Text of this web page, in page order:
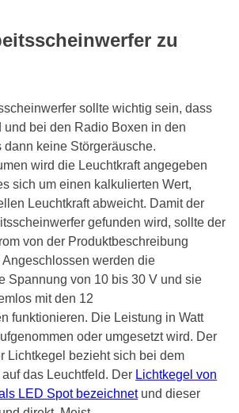
zu
sollte wichtig sein, dass
und bei den Radio Boxen in den
dann keine Störgeräusche.
wird die Leuchtkraft angegeben
sich um einen kalkulierten Wert,
Leuchtkraft abweicht. Damit der
gefunden wird, sollte der
von der Produktbeschreibung
werden die
Spannung von 10 bis 30 V und sie
mit den 12
funktionieren. Die Leistung in Watt
oder umgesetzt wird. Der
Lichtkegel bezieht sich bei dem
das Leuchtfeld. Der Lichtkegel von
LED Spot bezeichnetund dieser